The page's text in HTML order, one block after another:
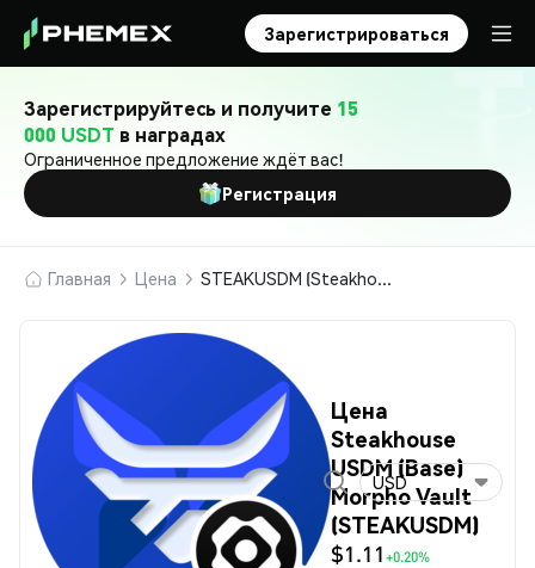
Зарегистрироваться
Зарегистрируйтесь и получите 15
000 USDT в наградах
Ограниченное предложение ждёт вас!
Регистрация
Главная Цена STEAKUSDM (Steakhouse USDM (Base) Morpho Vault)
Цена
Steakhouse
USDM (Base)
Morpho Vault
(STEAKUSDM)
$1.11 +0.20%
USD